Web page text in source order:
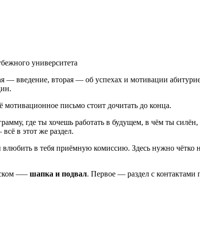
университета
— введение, вторая — об успехах и мотивации
письмо стоит дочитать до конца.
где ты хочешь работать в будущем, в чём ты
в этот же раздел.
в тебя приёмную комиссию. Здесь нужно чётко
—– шапка и подвал. Первое — раздел с контактами